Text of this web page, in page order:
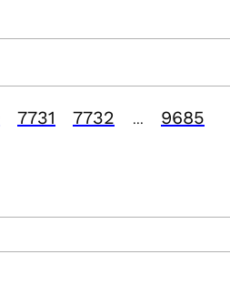
7731 7732 9685